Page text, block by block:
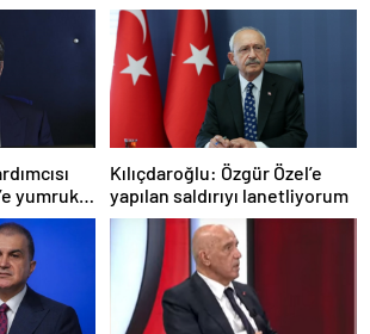
yumruklu
Kılıçdaroğlu: Özgür Özel’e
yapılan saldırıyı lanetliyorum